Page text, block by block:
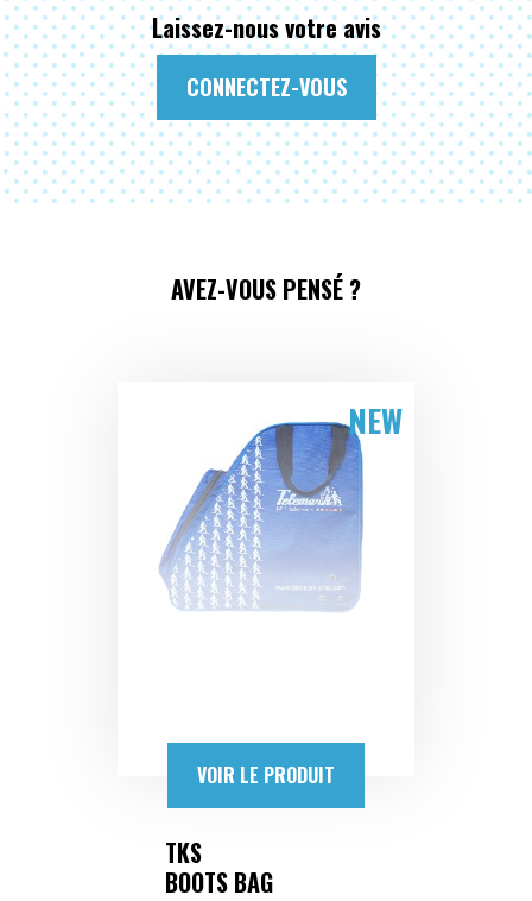
Laissez-nous votre avis
CONNECTEZ-VOUS
AVEZ-VOUS PENSÉ ?
NEW
VOIR LE PRODUIT
TKS
BOOTS BAG